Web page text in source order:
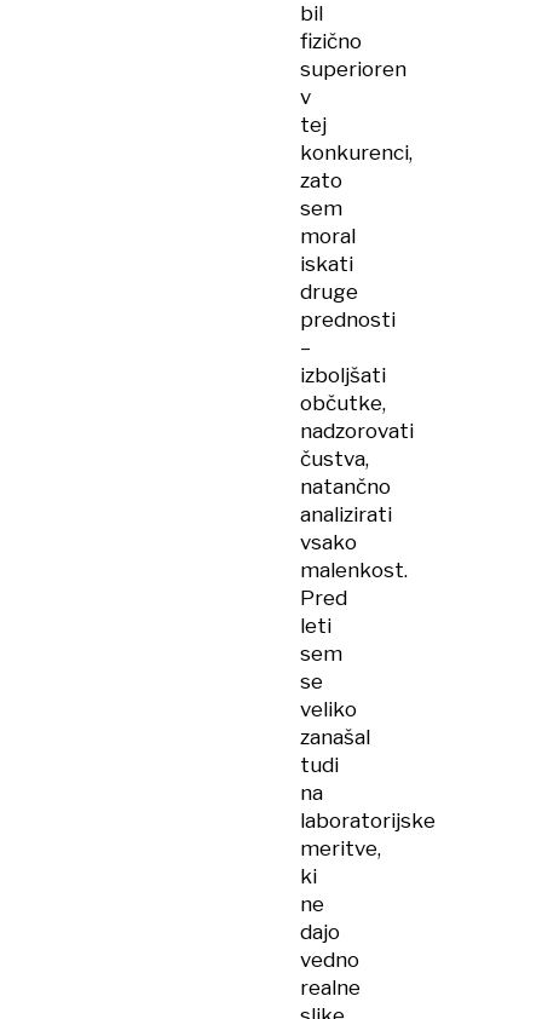
bil
fizično
superioren
v
tej
konkurenci,
zato
sem
moral
iskati
druge
prednosti
–
izboljšati
občutke,
nadzorovati
čustva,
natančno
analizirati
vsako
malenkost.
Pred
leti
sem
se
veliko
zanašal
tudi
na
laboratorijske
meritve,
ki
ne
dajo
vedno
realne